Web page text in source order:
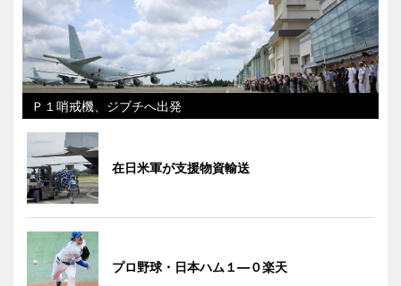
Ｐ１哨戒機、ジブチへ出発
在日米軍が支援物資輸送
プロ野球・日本ハム１―０楽天